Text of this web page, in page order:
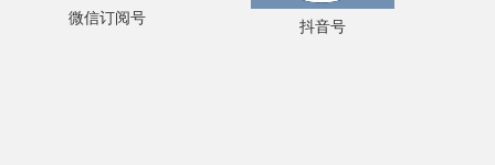
微信订阅号 抖音号